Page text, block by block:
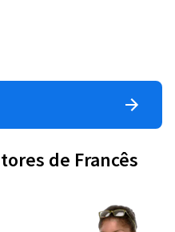
de Francês